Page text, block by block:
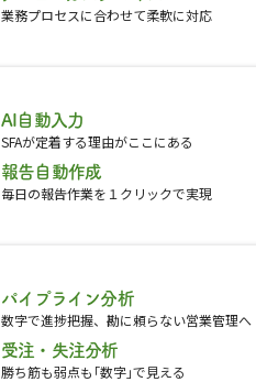
業務プロセスに合わせて柔軟に対応
AI自動入力
SFAが定着する理由がここにある
報告自動作成
毎日の報告作業を１クリックで実現
パイプライン分析
数字で進捗把握、勘に頼らない営業管理へ
受注・失注分析
勝ち筋も弱点も｢数字｣で見える